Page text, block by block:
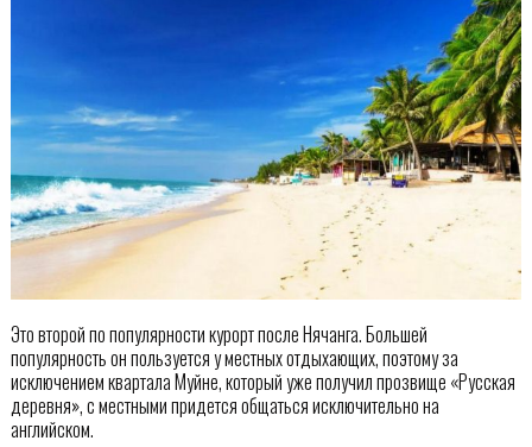
Это второй по популярности курорт после Нячанга. Большей
популярность он пользуется у местных отдыхающих, поэтому за
исключением квартала Муйне, который уже получил прозвище «Русская
деревня», с местными придется общаться исключительно на
английском.